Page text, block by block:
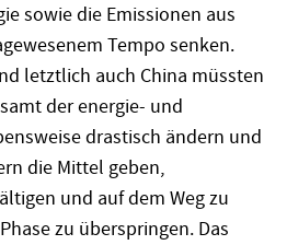
sowie die Emissionen aus
Tempo senken.
letztlich auch China müssten
der energie- und
drastisch ändern und
die Mittel geben,
und auf dem Weg zu
zu überspringen. Das